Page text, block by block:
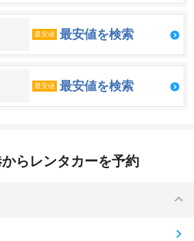
最安値 最安値を検索
最安値 最安値を検索
らレンタカーを予約